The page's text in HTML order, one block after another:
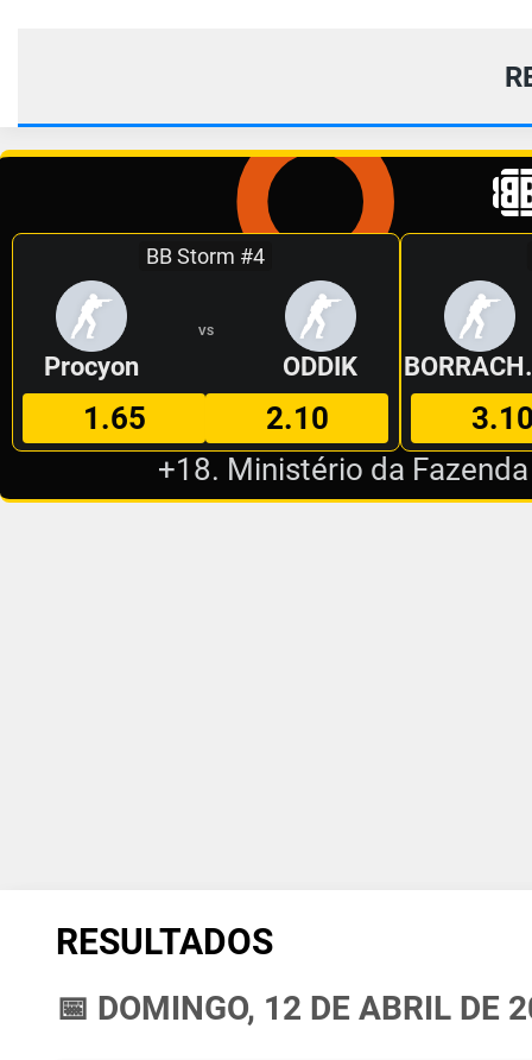
BB Storm #4
Procyon
VS
ODDIK
1.65 2.10
+18. Ministério da
RESULTADOS
📅 DOMINGO, 12 DE ABRIL DE